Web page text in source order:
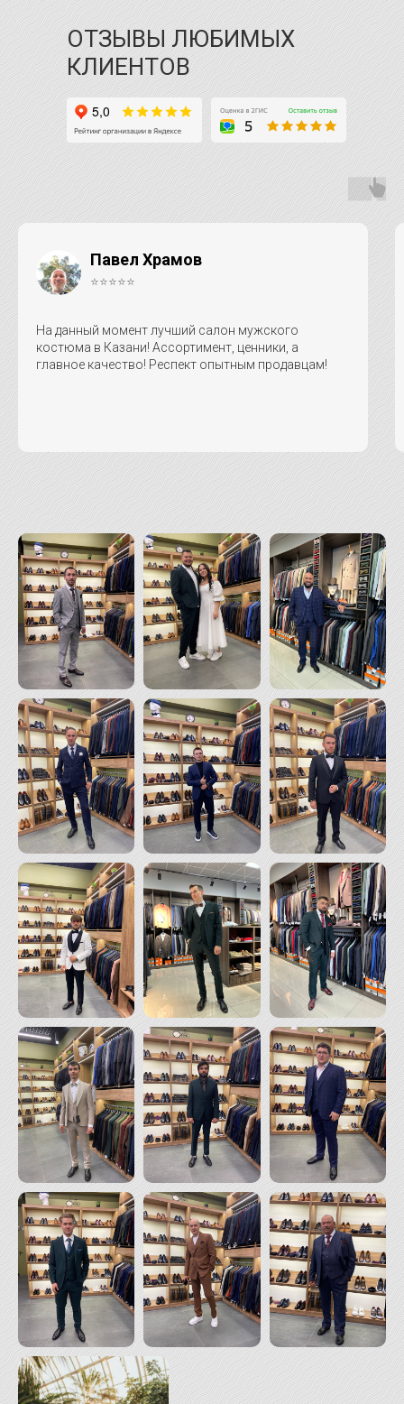
ОТЗЫВЫ ЛЮБИМЫХ
КЛИЕНТОВ
Павел Храмов
⭐⭐⭐⭐⭐
На данный момент лучший салон мужского
костюма в Казани! Ассортимент, ценники, а
главное качество! Респект опытным продавцам!